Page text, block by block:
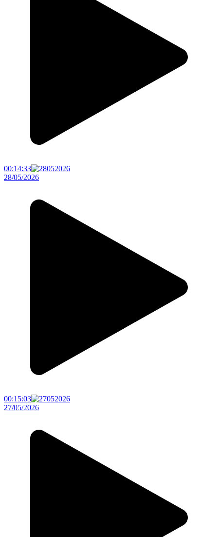
00:14:33
28/05/2026
00:15:03
27/05/2026